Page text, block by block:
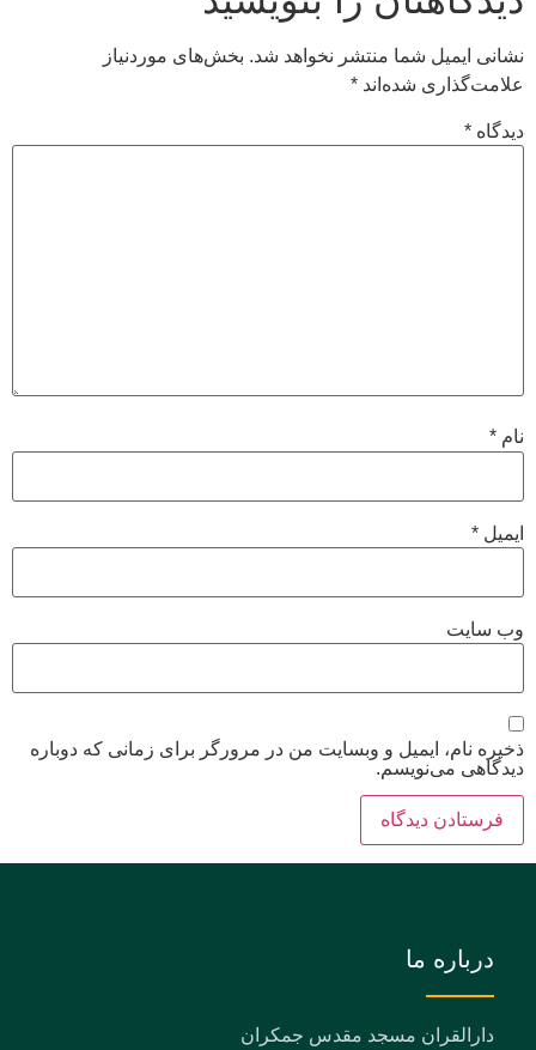
نشانی ایمیل شما منتشر نخواهد شد. بخش‌های موردنیاز
علامت‌گذاری شده‌اند *
دیدگاه *
نام *
ایمیل *
وب‌ سایت
ذخیره نام، ایمیل و وبسایت من در مرورگر برای زمانی که دوباره
دیدگاهی می‌نویسم.
درباره ما
دارالقران مسجد مقدس جمکران